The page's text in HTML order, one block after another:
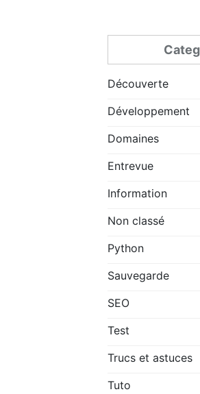
Découverte
Développement
Domaines
Entrevue
Information
Non classé
Python
Sauvegarde
SEO
Test
Trucs et astuces
Tuto